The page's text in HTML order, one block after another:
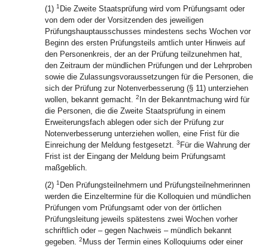
(1) 1 Die Zweite Staatsprüfung wird vom Prüfungsamt oder
von dem oder der Vorsitzenden des jeweiligen
Prüfungshauptausschusses mindestens sechs Wochen vor
Beginn des ersten Prüfungsteils amtlich unter Hinweis auf
den Personenkreis, der an der Prüfung teilzunehmen hat,
den Zeitraum der mündlichen Prüfungen und der Lehrproben
sowie die Zulassungsvoraussetzungen für die Personen, die
sich der Prüfung zur Notenverbesserung (§ 11) unterziehen
wollen, bekannt gemacht. 2 In der Bekanntmachung wird für
die Personen, die die Zweite Staatsprüfung in einem
Erweiterungsfach ablegen oder sich der Prüfung zur
Notenverbesserung unterziehen wollen, eine Frist für die
Einreichung der Meldung festgesetzt. 3 Für die Wahrung der
Frist ist der Eingang der Meldung beim Prüfungsamt
maßgeblich.
(2) 1 Den Prüfungsteilnehmern und Prüfungsteilnehmerinnen
werden die Einzeltermine für die Kolloquien und mündlichen
Prüfungen vom Prüfungsamt oder von der örtlichen
Prüfungsleitung jeweils spätestens zwei Wochen vorher
schriftlich oder – gegen Nachweis – mündlich bekannt
gegeben. 2 Muss der Termin eines Kolloquiums oder einer